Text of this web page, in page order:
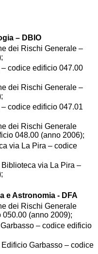
– DBIO
Rischi Generale –
edificio 047.00
Rischi Generale –
edificio 047.01
Rischi Generale
048.00 (anno 2006);
La Pira – codice
via La Pira –
e Astronomia - DFA
Rischi Generale
(anno 2009);
– codice edificio
Garbasso – codice